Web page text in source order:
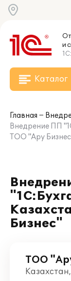
и
Каталог
Главная
Внедрение ПП
ТОО "Ару
Бизнес"
ТОО